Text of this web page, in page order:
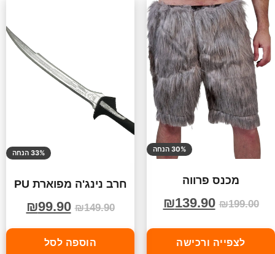
30% הנחה
מכנס פרווה
₪199.00
₪139.90
לצפייה ורכישה
33% הנחה
חרב נינג'ה מפוארת PU
₪149.90
₪99.90
הוספה לסל